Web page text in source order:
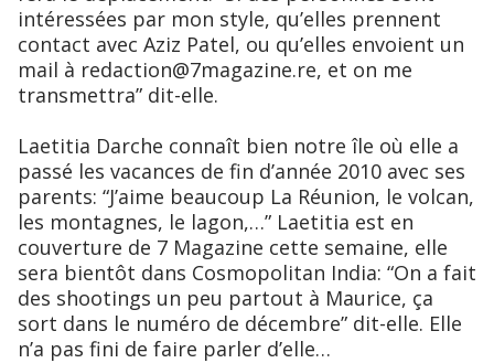
intéressées par mon style, qu’elles prennent
contact avec Aziz Patel, ou qu’elles envoient un
mail à redaction@7magazine.re, et on me
transmettra” dit-elle.
Laetitia Darche connaît bien notre île où elle a
passé les vacances de fin d’année 2010 avec ses
parents: “J’aime beaucoup La Réunion, le volcan,
les montagnes, le lagon,…” Laetitia est en
couverture de 7 Magazine cette semaine, elle
sera bientôt dans Cosmopolitan India: “On a fait
des shootings un peu partout à Maurice, ça
sort dans le numéro de décembre” dit-elle. Elle
n’a pas fini de faire parler d’elle…